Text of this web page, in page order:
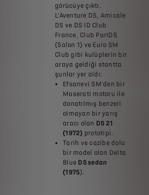
görücüye çıktı.
L'Aventure DS, Amicale
DS ve DS ID Club
France, Club ParIDS
(Salon 1) ve Euro SM
Club gibi kulüplerin bir
araya geldiği stantta
şunlar yer aldı:
Efsanevi SM'den bir
Maserati motoru ile
donatılmış benzeri
olmayan bir yarış
aracı olan DS 21
(1972) prototipi.
Tarih ve cazibe dolu
bir model olan Delta
Blue DS sedan
(1975).